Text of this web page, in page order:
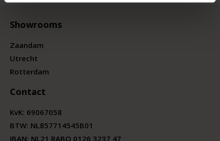
Showrooms
Zaandam
Utrecht
Rotterdam
Contact
KvK: 69067058
BTW: NL857714545B01
IBAN: NL21 RABO 0126 3237 47